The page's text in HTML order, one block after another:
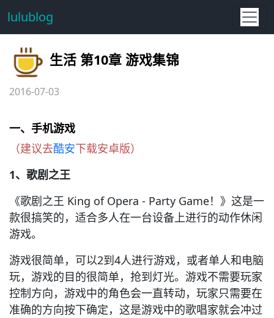
lulublog
生活 第10章 游戏集锦
2016-07-03
一、手机游戏
（建议去酷安下载安卓版）
1、歌剧之王
《歌剧之王 King of Opera - Party Game！》这是一
款很搞笑的，适合多人在一台设备上进行的动作休闲
游戏。
游戏很简单，可以2到4人进行游戏，或者单人和电脑
玩，游戏的目的很简单，抢到灯光。游戏不需要玩家
控制方向，游戏中的角色会一直转动，玩家只需要在
准确的方向按下确定，这是游戏中的歌唱家就会冲过